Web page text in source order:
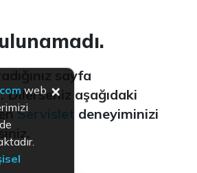
sayfa
Dilerseniz aşağıdaki
Servislet deneyiminizi
web ×